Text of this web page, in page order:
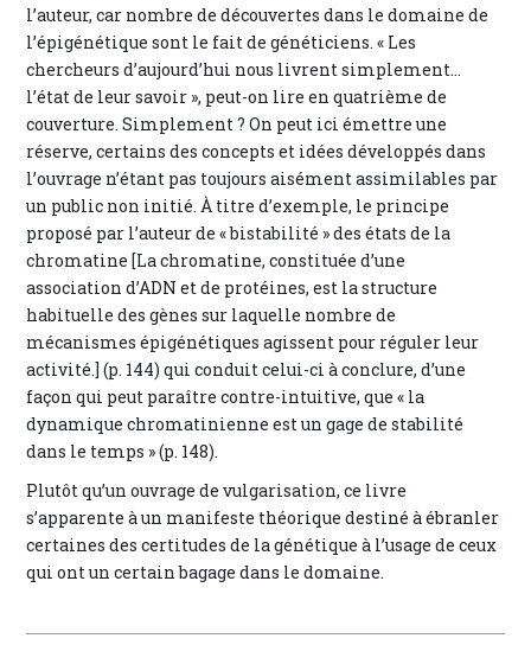
l’auteur, car nombre de découvertes dans le domaine de
l’épigénétique sont le fait de généticiens. « Les
chercheurs d’aujourd’hui nous livrent simplement…
l’état de leur savoir », peut-on lire en quatrième de
couverture. Simplement ? On peut ici émettre une
réserve, certains des concepts et idées développés dans
l’ouvrage n’étant pas toujours aisément assimilables par
un public non initié. À titre d’exemple, le principe
proposé par l’auteur de « bistabilité » des états de la
chromatine [La chromatine, constituée d’une
association d’ADN et de protéines, est la structure
habituelle des gènes sur laquelle nombre de
mécanismes épigénétiques agissent pour réguler leur
activité.] (p. 144) qui conduit celui-ci à conclure, d’une
façon qui peut paraître contre-intuitive, que « la
dynamique chromatinienne est un gage de stabilité
dans le temps » (p. 148).
Plutôt qu’un ouvrage de vulgarisation, ce livre
s’apparente à un manifeste théorique destiné à ébranler
certaines des certitudes de la génétique à l’usage de ceux
qui ont un certain bagage dans le domaine.